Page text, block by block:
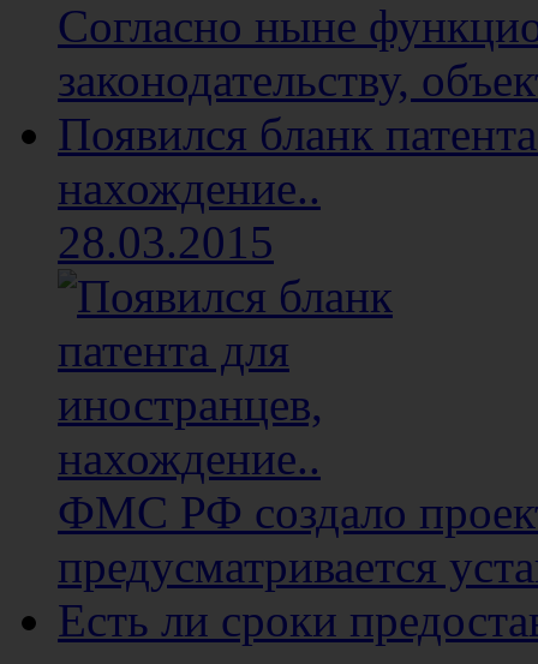
Согласно ныне
законодательству,
Появился бланк
нахождение..
28.03.2015
ФМС РФ создало
предусматривается
Есть ли сроки